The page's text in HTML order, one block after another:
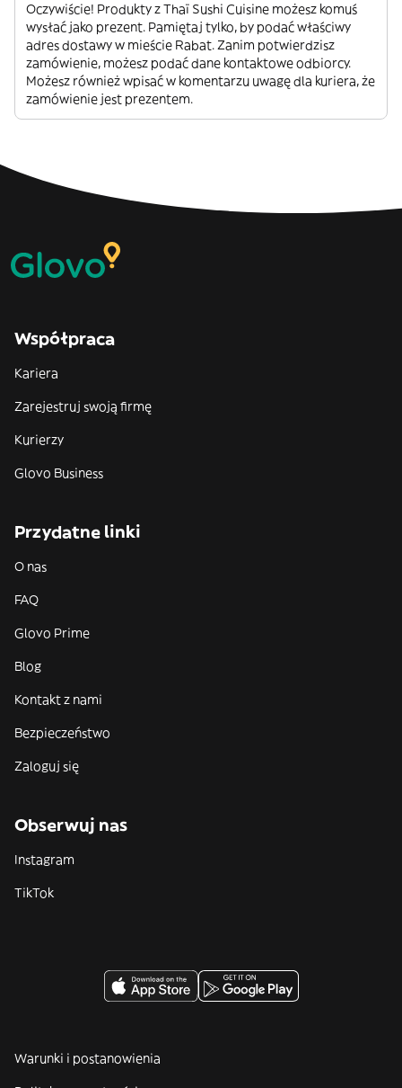
Oczywiście! Produkty z Thaï Sushi Cuisine możesz komuś
wysłać jako prezent. Pamiętaj tylko, by podać właściwy
adres dostawy w mieście Rabat. Zanim potwierdzisz
zamówienie, możesz podać dane kontaktowe odbiorcy.
Możesz również wpisać w komentarzu uwagę dla kuriera, że
zamówienie jest prezentem.
Współpraca
Kariera
Zarejestruj swoją firmę
Kurierzy
Glovo Business
Przydatne linki
O nas
FAQ
Glovo Prime
Blog
Kontakt z nami
Bezpieczeństwo
Zaloguj się
Obserwuj nas
Instagram
TikTok
Warunki i postanowienia